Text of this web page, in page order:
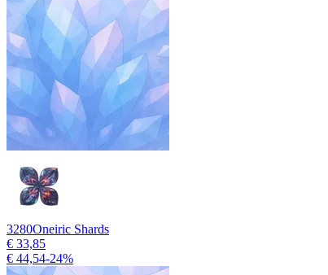
3280Oneiric Shards
€ 33,85
€ 44,54-24%